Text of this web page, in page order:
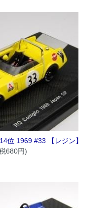
位 1969 #33 【レジン】
680円)